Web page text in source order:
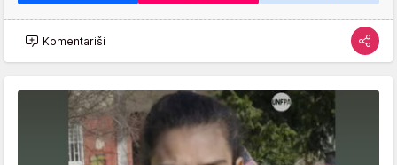
Komentariši